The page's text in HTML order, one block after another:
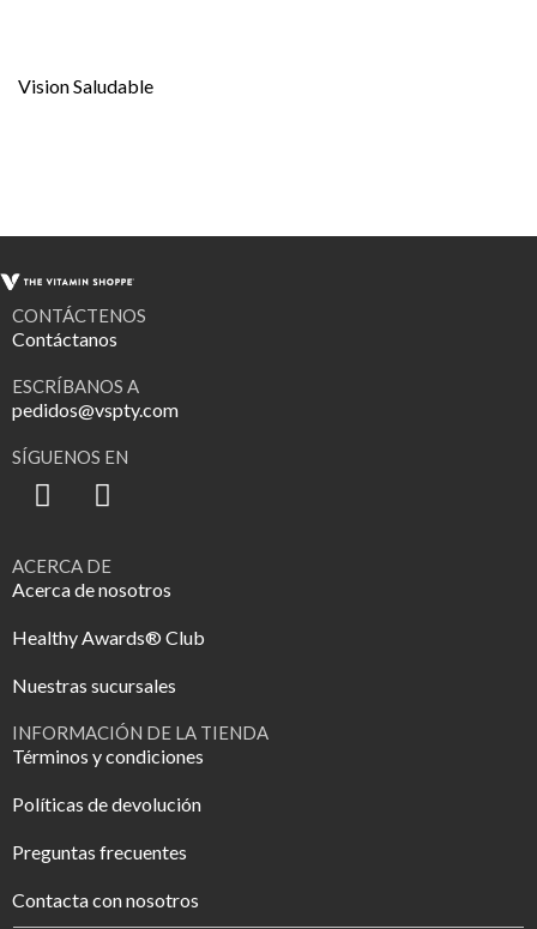
Vision Saludable
CONTÁCTENOS
Contáctanos
ESCRÍBANOS A
pedidos@vspty.com
SÍGUENOS EN
ACERCA DE
Acerca de nosotros
Healthy Awards® Club
Nuestras sucursales
INFORMACIÓN DE LA TIENDA
Términos y condiciones
Políticas de devolución
Preguntas frecuentes
Contacta con nosotros